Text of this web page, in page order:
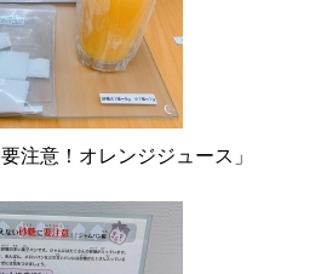
注意！オレンジジュース」